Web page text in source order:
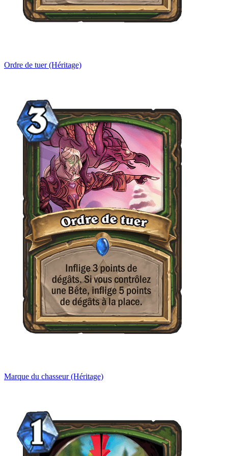
Ordre de tuer (Héritage)
Marque du chasseur (Héritage)